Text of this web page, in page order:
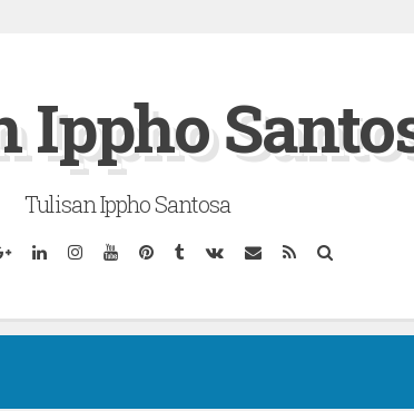
Ippho
Tulisan Ippho Santosa
GoogleLinkedinInstagram
YouTubePinterest
TumblrVK EmailRSS